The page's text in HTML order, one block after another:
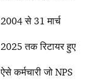
2004 से 31 मार्च
2025 तक रिटायर हुए
ऐसे कर्मचारी जो NPS